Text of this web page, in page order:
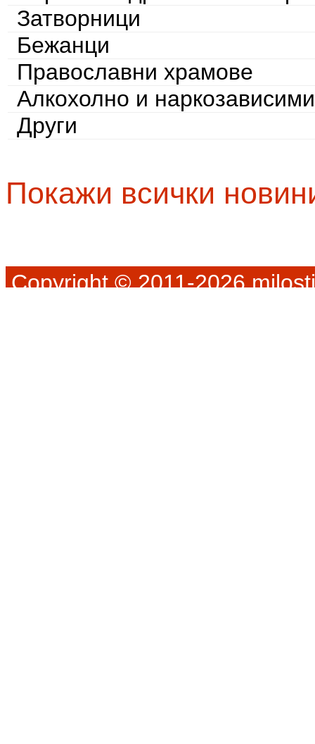
Затворници
Бежанци
Православни храмове
Алкохолно и наркозависими
Други
Покажи всички
Copyright © 2011-2026